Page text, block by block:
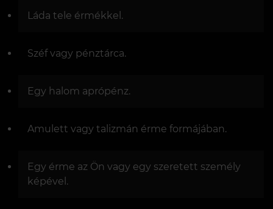
Láda tele érmékkel.
Széf vagy pénztárca.
Egy halom aprópénz.
Amulett vagy talizmán érme formájában.
Egy érme az Ön vagy egy szeretett személy
képével.